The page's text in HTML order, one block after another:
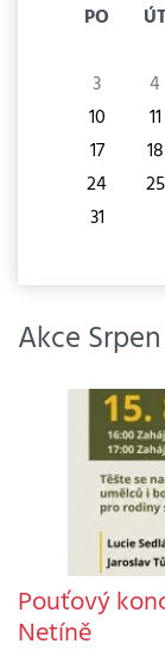
PO
3
4
10
11
17
18
24
25
31
Akce
Pouťový
Netíně